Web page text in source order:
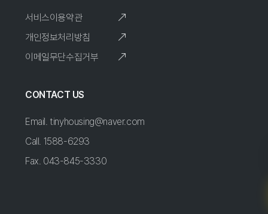
서비스이용약관
개인정보처리방침
이메일무단수집거부
CONTACT US
Email. tinyhousing@naver.com
Call. 1588-6293
Fax. 043-845-3330